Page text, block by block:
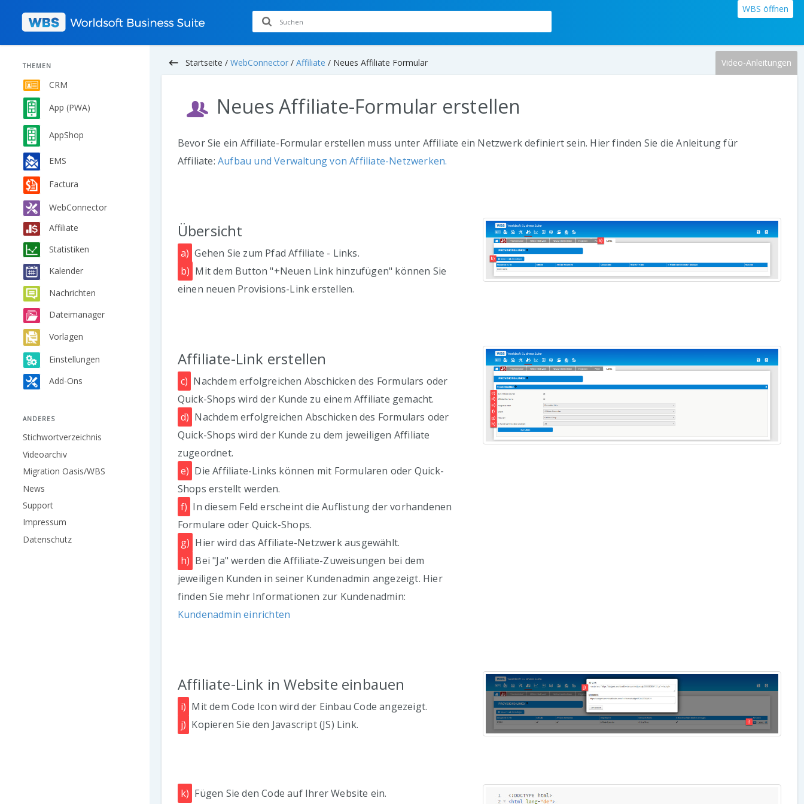
WBS öffnen
THEMEN
CRM
App (PWA)
AppShop
EMS
Factura
WebConnector
Affiliate
Statistiken
Kalender
Nachrichten
Dateimanager
Vorlagen
Einstellungen
Add-Ons
ANDERES
Stichwortverzeichnis
Videoarchiv
Migration Oasis/WBS
News
Support
Impressum
Datenschutz
keyboard_backspace Startseite / WebConnector / Affiliate / Neues Affiliate Formular Video-Anleitungen
Neues Affiliate-Formular erstellen
Bevor Sie ein Affiliate-Formular erstellen muss unter Affiliate ein Netzwerk definiert sein. Hier finden Sie die Anleitung für
Affiliate:Aufbau und Verwaltung von Affiliate-Netzwerken.
Übersicht
a) Gehen Sie zum Pfad Affiliate - Links.
b) Mit dem Button "+Neuen Link hinzufügen" können Sie
einen neuen Provisions-Link erstellen.
Affiliate-Link erstellen
c) Nachdem erfolgreichen Abschicken des Formulars oder
Quick-Shops wird der Kunde zu einem Affiliate gemacht.
d) Nachdem erfolgreichen Abschicken des Formulars oder
Quick-Shops wird der Kunde zu dem jeweiligen Affiliate
zugeordnet.
e) Die Affiliate-Links können mit Formularen oder Quick-
Shops erstellt werden.
f) In diesem Feld erscheint die Auflistung der vorhandenen
Formulare oder Quick-Shops.
g) Hier wird das Affiliate-Netzwerk ausgewählt.
h) Bei "Ja" werden die Affiliate-Zuweisungen bei dem
jeweiligen Kunden in seiner Kundenadmin angezeigt. Hier
finden Sie mehr Informationen zur Kundenadmin:
Kundenadmin einrichten
Affiliate-Link in Website einbauen
i) Mit dem Code Icon wird der Einbau Code angezeigt.
j) Kopieren Sie den Javascript (JS) Link.
k) Fügen Sie den Code auf Ihrer Website ein.